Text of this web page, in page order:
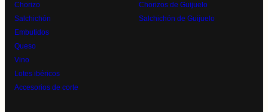
Chorizo
Salchichón
Embutidos
Queso
Vino
Lotes ibéricos
Accesorios de corte
Chorizos de Guijuelo
Salchichón de Guijuelo